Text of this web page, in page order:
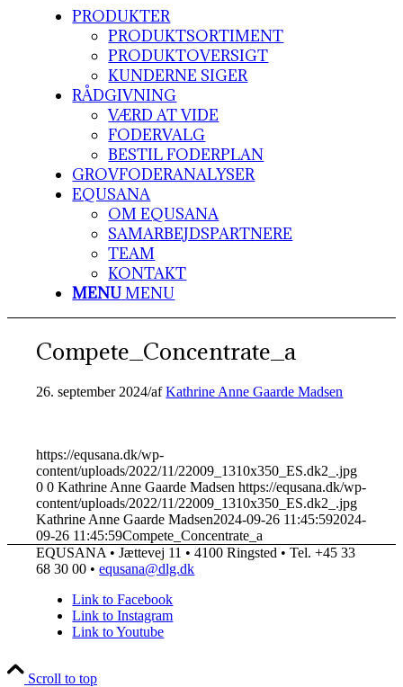
PRODUKTER
PRODUKTSORTIMENT
PRODUKTOVERSIGT
KUNDERNE SIGER
RÅDGIVNING
VÆRD AT VIDE
FODERVALG
BESTIL FODERPLAN
GROVFODERANALYSER
EQUSANA
OM EQUSANA
SAMARBEJDSPARTNERE
TEAM
KONTAKT
MENU MENU
Compete_Concentrate_a
26. september 2024/afKathrine Anne Gaarde Madsen
https://equsana.dk/wp-
content/uploads/2022/11/22009_1310x350_ES.dk2_.jpg
0 0 Kathrine Anne Gaarde Madsen https://equsana.dk/wp-
content/uploads/2022/11/22009_1310x350_ES.dk2_.jpg
Kathrine Anne Gaarde Madsen2024-09-26 11:45:592024-
09-26 11:45:59Compete_Concentrate_a
EQUSANA • Jættevej 11 • 4100 Ringsted • Tel. +45 33
68 30 00 •equsana@dlg.dk
Link to Facebook
Link to Instagram
Link to Youtube
Scroll to top